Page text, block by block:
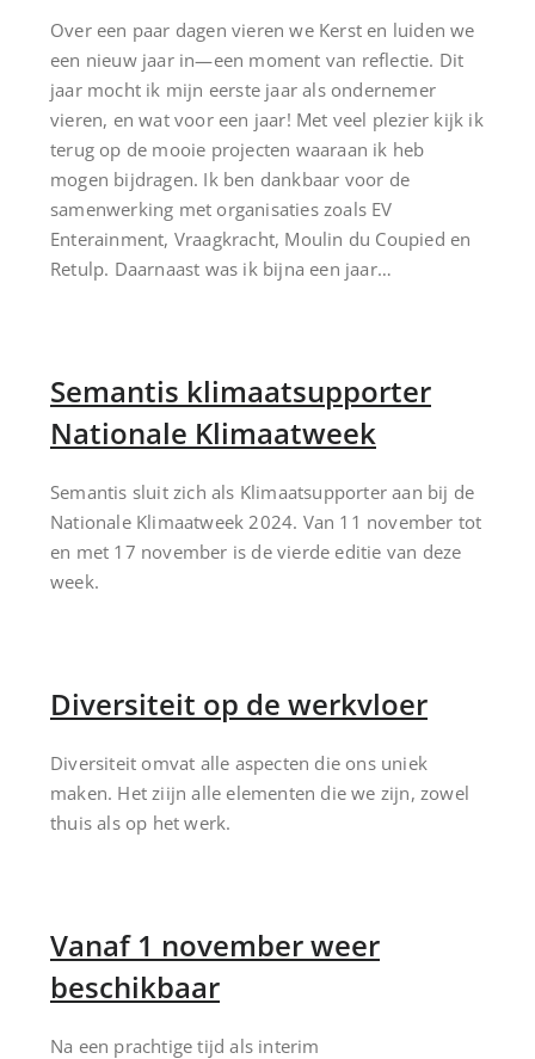
Over een paar dagen vieren we Kerst en luiden we
een nieuw jaar in—een moment van reflectie. Dit
jaar mocht ik mijn eerste jaar als ondernemer
vieren, en wat voor een jaar! Met veel plezier kijk ik
terug op de mooie projecten waaraan ik heb
mogen bijdragen. Ik ben dankbaar voor de
samenwerking met organisaties zoals EV
Enterainment, Vraagkracht, Moulin du Coupied en
Retulp. Daarnaast was ik bijna een jaar…
Semantis klimaatsupporter
Nationale Klimaatweek
Semantis sluit zich als Klimaatsupporter aan bij de
Nationale Klimaatweek 2024. Van 11 november tot
en met 17 november is de vierde editie van deze
week.
Diversiteit op de werkvloer
Diversiteit omvat alle aspecten die ons uniek
maken. Het ziijn alle elementen die we zijn, zowel
thuis als op het werk.
Vanaf 1 november weer
beschikbaar
Na een prachtige tijd als interim